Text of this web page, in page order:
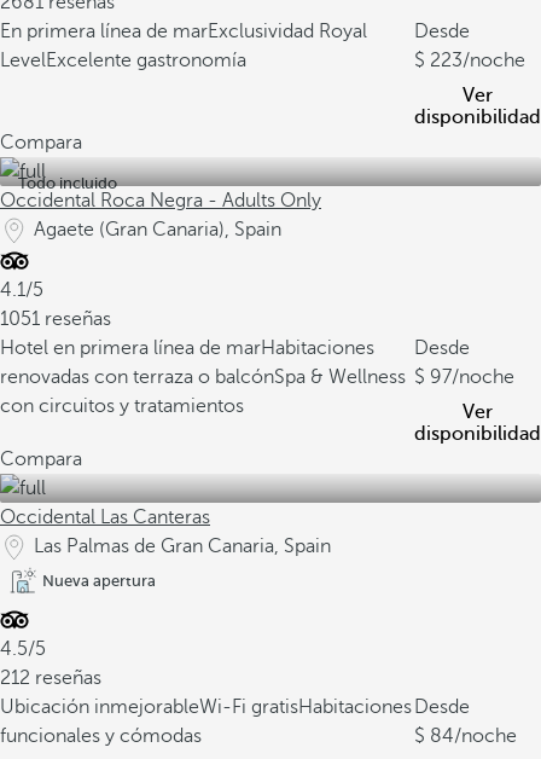
En primera línea de marExclusividad Royal
LevelExcelente gastronomía
Desde
223/noche
Ver
disponibilidad
Compara
Todo incluido
Occidental Roca Negra - Adults Only
Agaete (Gran Canaria), Spain
4.1/5
1051 reseñas
Hotel en primera línea de marHabitaciones
renovadas con terraza o balcónSpa & Wellness
con circuitos y tratamientos
Desde
97/noche
Ver
disponibilidad
Compara
Occidental Las Canteras
Las Palmas de Gran Canaria, Spain
Nueva apertura
4.5/5
212 reseñas
Ubicación inmejorableWi-Fi gratisHabitaciones
funcionales y cómodas
Desde
84/noche